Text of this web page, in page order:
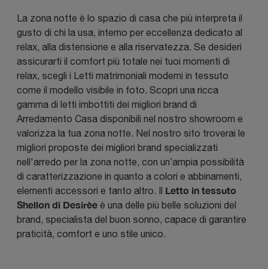
La zona notte è lo spazio di casa che più interpreta il
gusto di chi la usa, interno per eccellenza dedicato al
relax, alla distensione e alla riservatezza. Se desideri
assicurarti il comfort più totale nei tuoi momenti di
relax, scegli i Letti matrimoniali moderni in tessuto
come il modello visibile in foto. Scopri una ricca
gamma di letti imbottiti dei migliori brand di
Arredamento Casa disponibili nel nostro showroom e
valorizza la tua zona notte. Nel nostro sito troverai le
migliori proposte dei migliori brand specializzati
nell'arredo per la zona notte, con un’ampia possibilità
di caratterizzazione in quanto a colori e abbinamenti,
elementi accessori e tanto altro. Il Letto in tessuto
Shellon di Desirèe è una delle più belle soluzioni del
brand, specialista del buon sonno, capace di garantire
praticità, comfort e uno stile unico.